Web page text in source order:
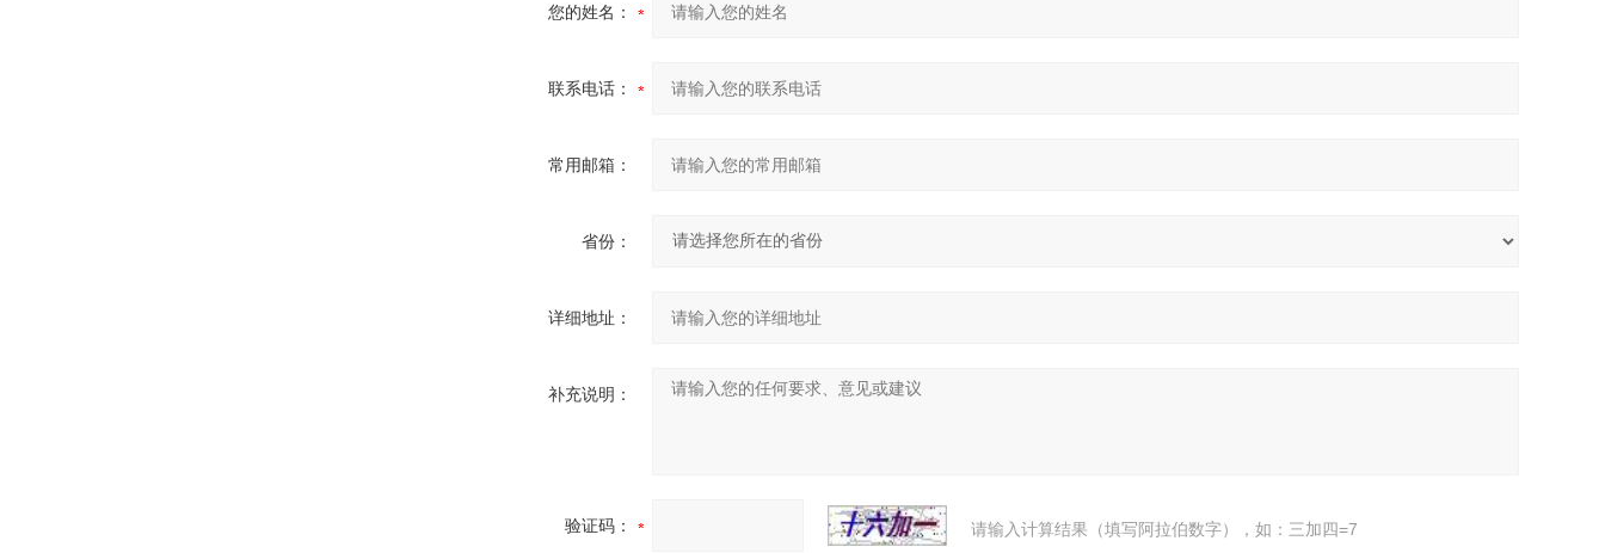
您的姓名：
联系电话：
常用邮箱：
省份：
详细地址：
补充说明：
验证码： 请输入计算结果（填写阿拉伯数字），如：三加四=7